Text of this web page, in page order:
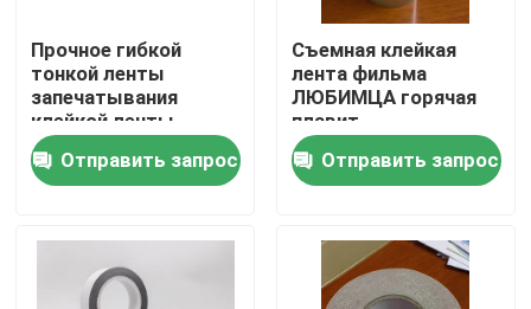
Главная страница
Продукция
О Компании
Прочное гибкой
тонкой ленты
запечатывания
клейкой ленты
фильма ЛЮБИМЦА
ясное химическое
устойчивое
Отправить запрос
Съемная клейкая
лента фильма
ЛЮБИМЦА горячая
плавит
универсальное
прочное
Отправить запрос